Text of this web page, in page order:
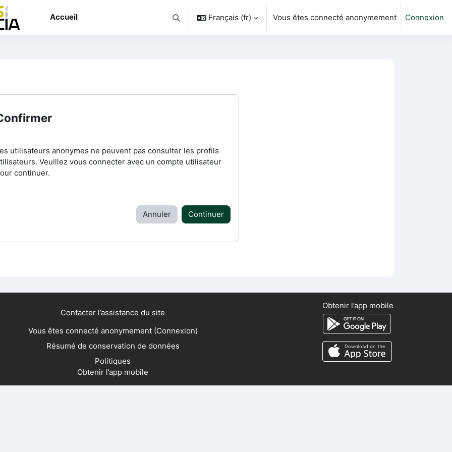
Accueil
Activer/désactiver la saisie de recherche
Français ‎(fr)‎ Vous êtes connecté anonymement Connexion
utilisateurs anonymes ne peuvent pas consulter les profils
Veuillez vous connecter avec un compte utilisateur
continuer.
Annuler Continuer
Contacter l’assistance du site
Vous êtes connecté anonymement (Connexion)
Résumé de conservation de données
Politiques
Obtenir l’app mobile
Obtenir l’app mobile